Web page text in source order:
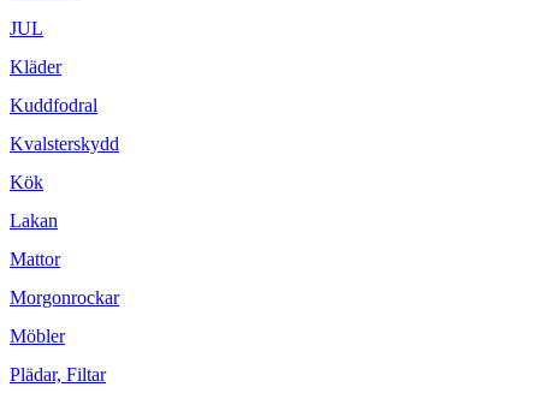
JUL
Kläder
Kuddfodral
Kvalsterskydd
Kök
Lakan
Mattor
Morgonrockar
Möbler
Plädar, Filtar